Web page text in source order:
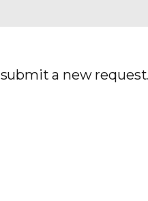
대한민국 (한국어)
a new